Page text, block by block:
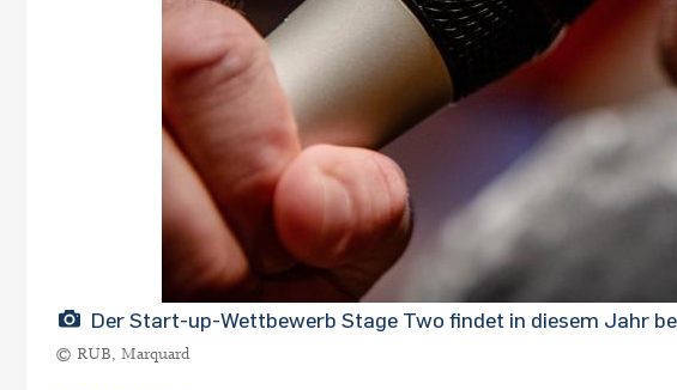
Der Start-up-Wettbewerb Stage Two findet in diesem Jahr
© RUB, Marquard